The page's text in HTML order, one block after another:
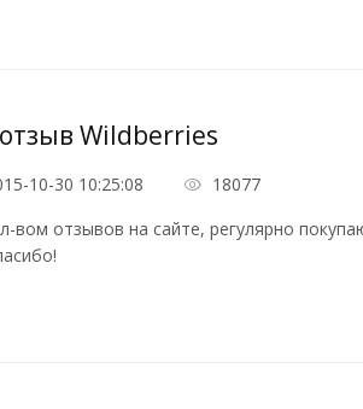
Wildberries
10-30 10:25:08 18077
вом отзывов на сайте, регулярно